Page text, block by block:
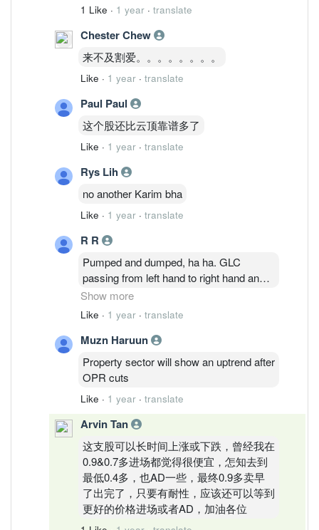
1 Like · 1 year · translate
Chester Chew
来不及割爱。。。。。。。。
Like · 1 year · translate
Paul Paul
这个股还比云顶靠谱多了
Like · 1 year · translate
Rys Lih
no another Karim bha
Like · 1 year · translate
R R
Pumped and dumped, ha ha. GLC
passing from left hand to right hand and
passing around..
The more you buy, the more you will
lose. Best thing to do is don't put more
money in a downtrend. Good luck guys
Show more
Like · 1 year · translate
Muzn Haruun
Property sector will show an uptrend after
OPR cuts
Like · 1 year · translate
Arvin Tan
这支股可以长时间上涨或下跌，曾经我在
0.9&0.7多进场都觉得很便宜，怎知去到
最低0.4多，也AD一些，最终0.9多卖早
了出完了，只要有耐性，应该还可以等到
更好的价格进场或者AD，加油各位